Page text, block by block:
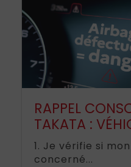
RAPPEL
TAKATA :
1. Je vérifie si
concerné...